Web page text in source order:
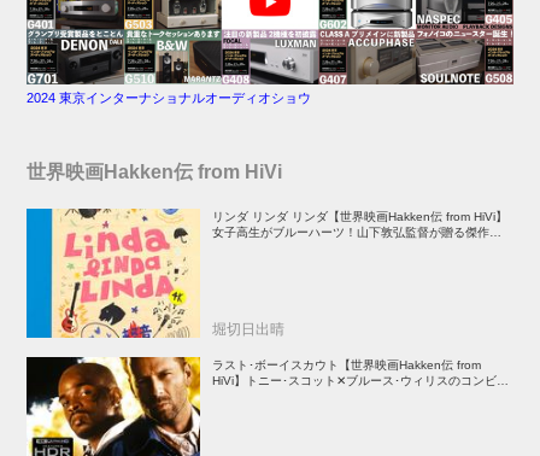
2024 東京インターナショナルオーディオショウ
世界映画Hakken伝 from HiVi
リンダ リンダ リンダ【世界映画Hakken伝 from HiVi】
女子高生がブルーハーツ！山下敦弘監督が贈る傑作青春
堀切日出晴
ラスト･ボーイスカウト【世界映画Hakken伝 from
HiVi】トニー･スコット✕ブルース･ウィリスのコンビが